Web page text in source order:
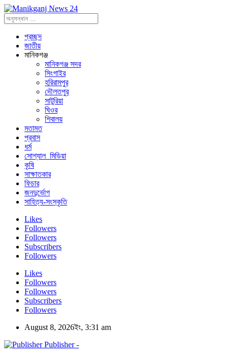
প্রচ্ছদ
জাতীয়
মানিকগঞ্জ
মানিকগঞ্জ সদর
সিংগাইর
হরিরামপুর
দৌলতপুর
সাটুরিয়া
ঘিওর
শিবালয়
মতামত
প্রবাস
ধর্ম
সোশ্যাল_মিডিয়া
কৃষি
সাক্ষাতকার
ফিচার
জনদুর্ভোগ
সাহিত্য-সংস্কৃতি
Likes
Followers
Followers
Subscribers
Followers
Likes
Followers
Followers
Subscribers
Followers
August 8, 2026ইং, 3:31 am
Publisher -